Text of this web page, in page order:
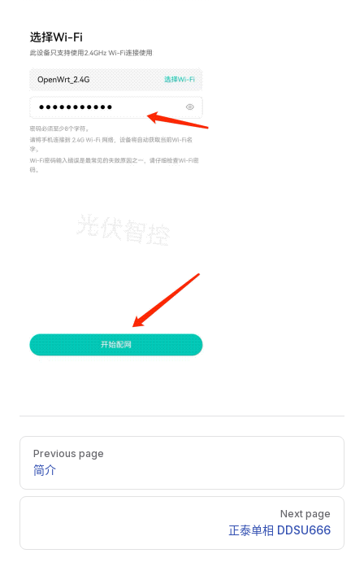
Pager
Previous page
简介
Next page
正泰单相 DDSU666